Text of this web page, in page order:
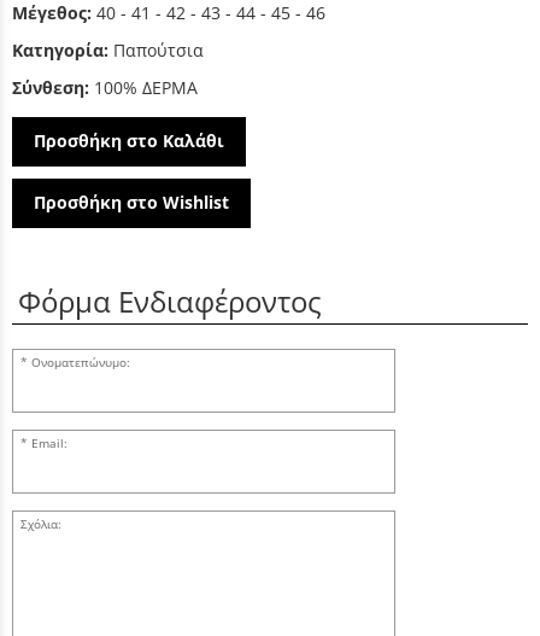
Μέγεθος: 40 - 41 - 42 - 43 - 44 - 45 - 46
Κατηγορία: Παπούτσια
Σύνθεση: 100% ΔΕΡΜΑ
Προσθήκη στο Καλάθι
Προσθήκη στο Wishlist
Φόρμα Ενδιαφέροντος
Ονοματεπώνυμο:
Email:
Σχόλια: